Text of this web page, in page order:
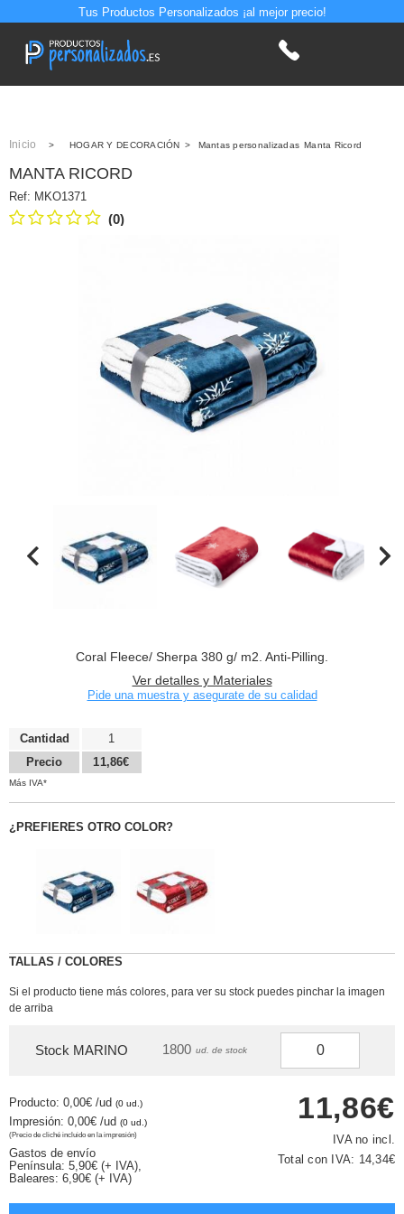
Tus Productos Personalizados ¡al mejor precio!
Inicio > HOGAR Y DECORACIÓN > Mantas personalizadas Manta Ricord
MANTA RICORD
Ref: MKO1371
(0)
Coral Fleece/ Sherpa 380 g/ m2. Anti-Pilling.
Ver detalles y Materiales
Pide una muestra y asegurate de su calidad
Cantidad
Precio
1
11,86€
Más IVA*
¿PREFIERES OTRO COLOR?
TALLAS / COLORES
Si el producto tiene más colores, para ver su stock puedes pinchar la imagen
de arriba
Stock MARINO 1800 ud. de stock
Producto: 0,00€ /ud (0 ud.)
Impresión: 0,00€ /ud (0 ud.)
(Precio de cliché incluido en la impresión)
Gastos de envío
Península: 5,90€ (+ IVA),
Baleares: 6,90€ (+ IVA)
11,86€
IVA no incl.
Total con IVA: 14,34€